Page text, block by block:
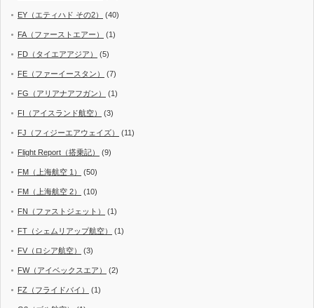
EY（エティハド その2） (40)
FA（ファーストエアー） (1)
FD（タイエアアジア） (5)
FE（ファーイースタン） (7)
FG（アリアナアフガン） (1)
FI（アイスランド航空） (3)
FJ（フィジーエアウェイズ） (11)
Flight Report（搭乗記） (9)
FM（上海航空 1） (50)
FM（上海航空 2） (10)
FN（ファストジェット） (1)
FT（シェムリアップ航空） (1)
FV（ロシア航空） (3)
FW（アイベックスエア） (2)
FZ（フライドバイ） (1)